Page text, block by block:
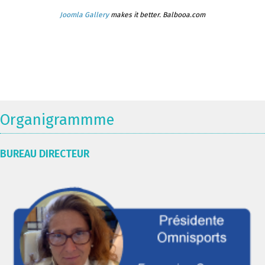
Joomla Gallerymakes it better. Balbooa.com
Organigrammme
BUREAU DIRECTEUR